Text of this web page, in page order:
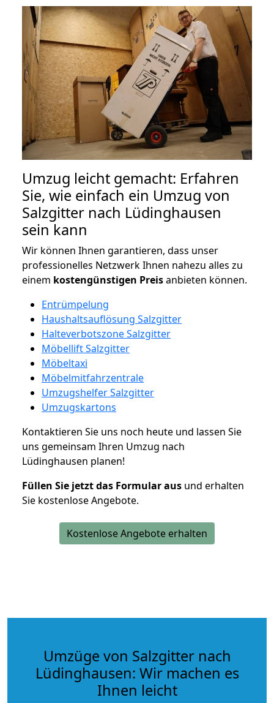
Umzug leicht gemacht: Erfahren
Sie, wie einfach ein Umzug von
Salzgitter nach Lüdinghausen
sein kann
Wir können Ihnen garantieren, dass unser
professionelles Netzwerk Ihnen nahezu alles zu
einem kostengünstigen Preisanbieten können.
Entrümpelung
Haushaltsauflösung Salzgitter
Halteverbotszone Salzgitter
Möbellift Salzgitter
Möbeltaxi
Möbelmitfahrzentrale
Umzugshelfer Salzgitter
Umzugskartons
Kontaktieren Sie uns noch heute und lassen Sie
uns gemeinsam Ihren Umzug nach
Lüdinghausen planen!
Füllen Sie jetzt das Formular aus und erhalten
Sie kostenlose Angebote.
Kostenlose Angebote erhalten
Umzüge von Salzgitter nach
Lüdinghausen: Wir machen es
Ihnen leicht